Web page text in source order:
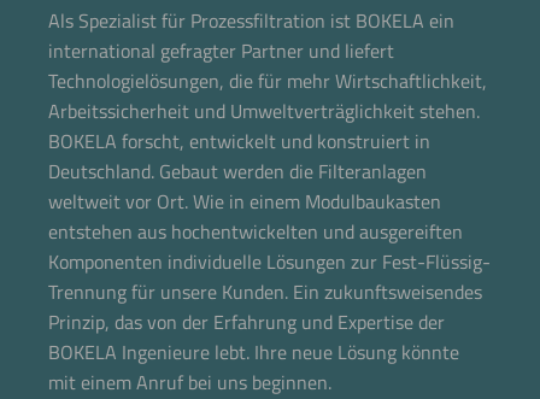
Als Spezialist für Prozessfiltration ist BOKELA ein
international gefragter Partner und liefert
Technologielösungen, die für mehr Wirtschaftlichkeit,
Arbeitssicherheit und Umweltverträglichkeit stehen.
BOKELA forscht, entwickelt und konstruiert in
Deutschland. Gebaut werden die Filteranlagen
weltweit vor Ort. Wie in einem Modulbaukasten
entstehen aus hochentwickelten und ausgereiften
Komponenten individuelle Lösungen zur Fest-Flüssig-
Trennung für unsere Kunden. Ein zukunftsweisendes
Prinzip, das von der Erfahrung und Expertise der
BOKELA Ingenieure lebt. Ihre neue Lösung könnte
mit einem Anruf bei uns beginnen.